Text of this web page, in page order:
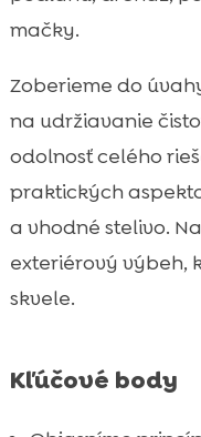
 FAQ
mačky.
Zoberieme do
na udržiavanie
odolnosť celého
praktických
a vhodné stelivo.
exteriérový výbeh,
skvele.
Kľúčové body